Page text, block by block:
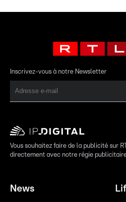
Inscrivez-vous à notre Newsletter
Vous souhaitez faire de la publicité sur
directement avec notre régie
News